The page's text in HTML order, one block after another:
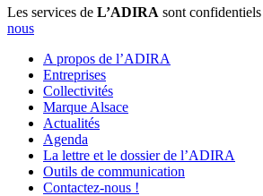
Les services de L’ADIRA sont
nous
A propos de l’ADIRA
Entreprises
Collectivités
Marque Alsace
Actualités
Agenda
La lettre et le dossier de l’ADIRA
Outils de communication
Contactez-nous !